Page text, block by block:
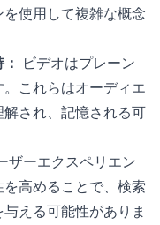
使用して複雑な概念
ビデオはプレーン
これらはオーディエ
され、記憶される可
ザーエクスペリエン
高めることで、検索
える可能性がありま